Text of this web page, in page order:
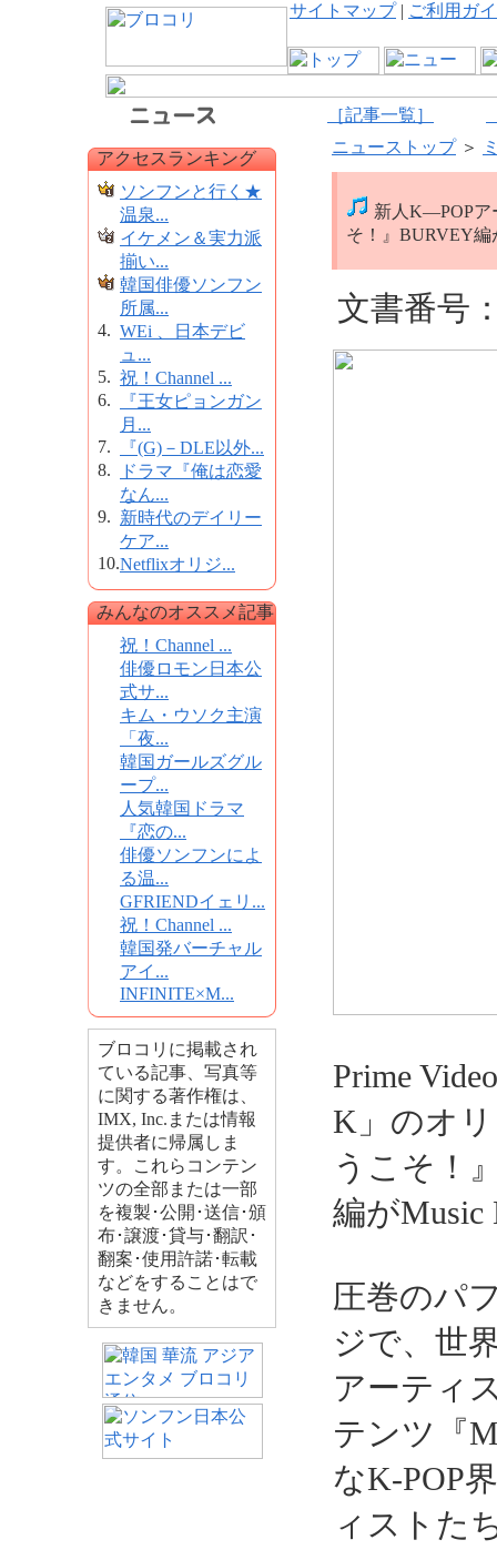
サイトマップ| ご利用ガ
［記事一覧］
アクセスランキング
ソンフンと行く★
温泉...
イケメン＆実力派
揃い...
韓国俳優ソンフン
所属...
4. WEi 、日本デビ
ュ...
5. 祝！Channel ...
6.
『王女ピョンガン
月...
7.
『(G)－DLE以外...
8.
ドラマ『俺は恋愛
なん...
9. 新時代のデイリー
ケア...
10.Netflixオリジ...
みんなのオススメ記事
祝！Channel ...
俳優ロモン日本公
式サ...
キム・ウソク主演
「夜...
韓国ガールズグル
ープ...
人気韓国ドラマ
『恋の...
俳優ソンフンによ
る温...
GFRIENDイェリ...
祝！Channel ...
韓国発バーチャル
アイ...
INFINITE×M...
ブロコリに掲載され
ている記事、写真等
に関する著作権は、
IMX, Inc.または情報
提供者に帰属しま
す。これらコンテン
ツの全部または一部
を複製･公開･送信･頒
布･譲渡･貸与･翻訳･
翻案･使用許諾･転載
などをすることはで
きません。
ニューストップ＞
新人K―POPア
そ！』BURVEY編
文書番号
Prime
K」のオ
うこそ！
編が
圧巻のパ
ジで、世
アーティ
テンツ『
なK-POP
ィストた